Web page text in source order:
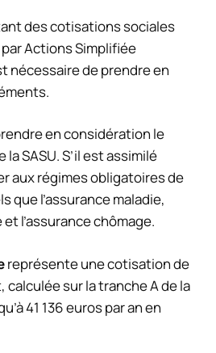
des cotisations sociales
par Actions Simplifiée
nécessaire de prendre en
en considération le
SASU. S’il est assimilé
aux régimes obligatoires de
que l’assurance maladie,
l’assurance chômage.
représente une cotisation de
calculée sur la tranche A de la
41 136 euros par an en